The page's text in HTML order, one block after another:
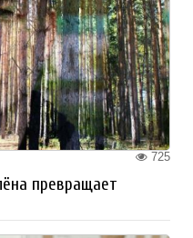
725
превращает